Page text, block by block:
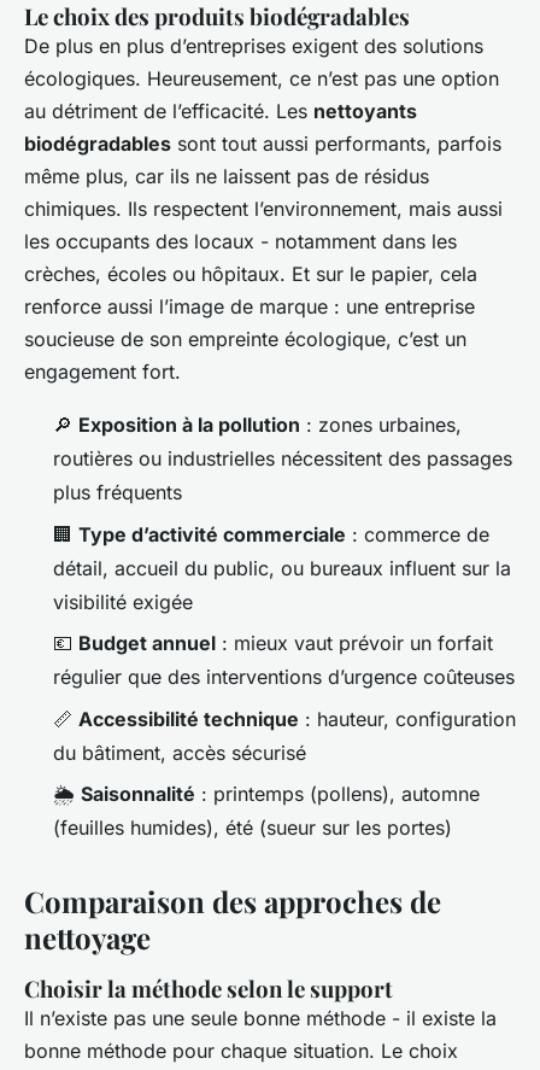
Le choix des produits biodégradables
De plus en plus d’entreprises exigent des solutions
écologiques. Heureusement, ce n’est pas une option
au détriment de l’efficacité. Les nettoyants
biodégradables sont tout aussi performants, parfois
même plus, car ils ne laissent pas de résidus
chimiques. Ils respectent l’environnement, mais aussi
les occupants des locaux - notamment dans les
crèches, écoles ou hôpitaux. Et sur le papier, cela
renforce aussi l’image de marque : une entreprise
soucieuse de son empreinte écologique, c’est un
engagement fort.
🔎 Exposition à la pollution : zones urbaines,
routières ou industrielles nécessitent des passages
plus fréquents
🏢 Type d’activité commerciale : commerce de
détail, accueil du public, ou bureaux influent sur la
visibilité exigée
💶 Budget annuel : mieux vaut prévoir un forfait
régulier que des interventions d’urgence coûteuses
📏 Accessibilité technique : hauteur, configuration
du bâtiment, accès sécurisé
🌦️ Saisonnalité : printemps (pollens), automne
(feuilles humides), été (sueur sur les portes)
Comparaison des approches de
nettoyage
Choisir la méthode selon le support
Il n’existe pas une seule bonne méthode - il existe la
bonne méthode pour chaque situation. Le choix